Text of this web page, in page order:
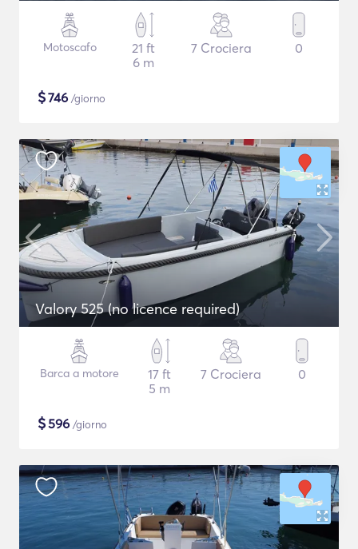
Motoscafo
21 ft
6 m
7 Crociera 0
$746 /giorno
Valory 525 (no licence required)
Barca a motore
17 ft
5 m
7 Crociera 0
$596 /giorno